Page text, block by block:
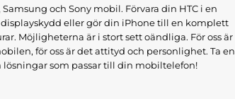
och Sony mobil. Förvara din HTC i en
eller gör din iPhone till en komplett
Möjligheterna är i stort sett oändliga. För oss är
för oss är det attityd och personlighet. Ta en
som passar till din mobiltelefon!